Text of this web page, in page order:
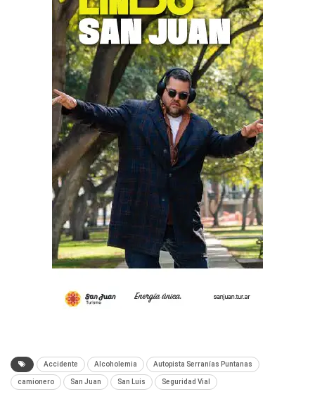
Accidente Alcoholemia Autopista Serranías Puntanas
camionero San Juan San Luis Seguridad Vial